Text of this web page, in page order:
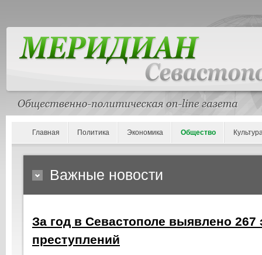
Главная Политика Экономика Общество
Важные новости
За год в Севастополе выявлено 267
преступлений